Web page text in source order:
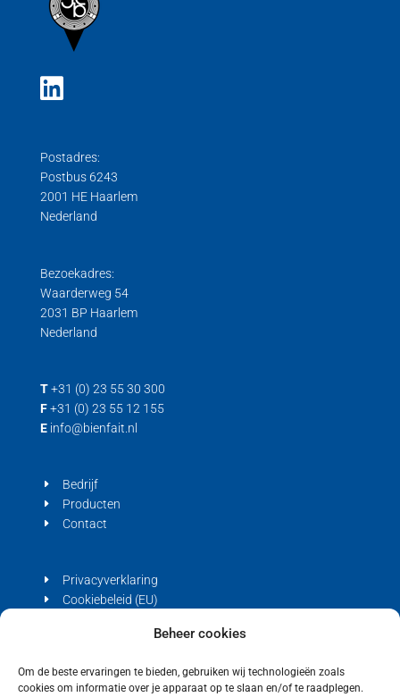
Beheer cookies
Om de beste ervaringen te bieden, gebruiken wij technologieën zoals
cookies om informatie over je apparaat op te slaan en/of te raadplegen.
Postadres:
Postbus 6243
2001 HE Haarlem
Nederland
Bezoekadres:
Waarderweg 54
2031 BP Haarlem
Nederland
T +31 (0) 23 55 30 300
F +31 (0) 23 55 12 155
E info@bienfait.nl
Bedrijf
Producten
Contact
Privacyverklaring
Cookiebeleid (EU)